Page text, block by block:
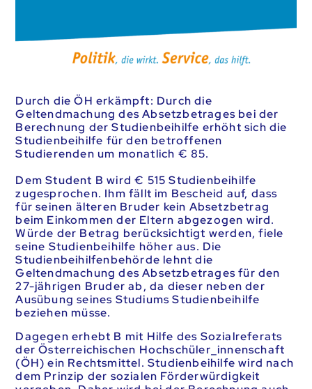
Durch die ÖH erkämpft: Durch die
Geltendmachung des Absetzbetrages bei der
Berechnung der Studienbeihilfe erhöht sich die
Studienbeihilfe für den betroffenen
Studierenden um monatlich € 85.
Dem Student B wird € 515 Studienbeihilfe
zugesprochen. Ihm fällt im Bescheid auf, dass
für seinen älteren Bruder kein Absetzbetrag
beim Einkommen der Eltern abgezogen wird.
Würde der Betrag berücksichtigt werden, fiele
seine Studienbeihilfe höher aus. Die
Studienbeihilfenbehörde lehnt die
Geltendmachung des Absetzbetrages für den
27-jährigen Bruder ab, da dieser neben der
Ausübung seines Studiums Studienbeihilfe
beziehen müsse.
Dagegen erhebt B mit Hilfe des Sozialreferats
der Österreichischen Hochschüler_innenschaft
(ÖH) ein Rechtsmittel. Studienbeihilfe wird nach
dem Prinzip der sozialen Förderwürdigkeit